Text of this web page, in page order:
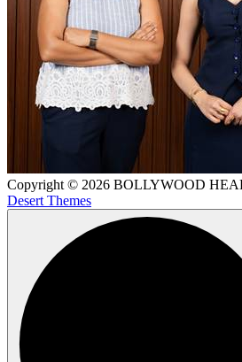
Copyright © 2026 BOLLYWOOD
Desert Themes